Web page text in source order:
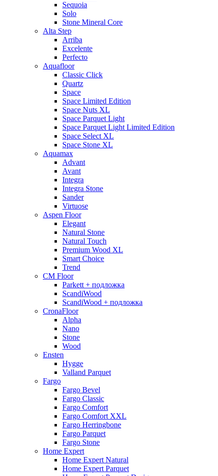
Sequoia
Solo
Stone Mineral Core
Alta Step
Arriba
Excelente
Perfecto
Aquafloor
Classic Click
Quartz
Space
Space Limited Edition
Space Nuts XL
Space Parquet Light
Space Parquet Light Limited Edition
Space Select XL
Space Stone XL
Aquamax
Advant
Avant
Integra
Integra Stone
Sander
Virtuose
Aspen Floor
Elegant
Natural Stone
Natural Touch
Premium Wood XL
Smart Choice
Trend
CM Floor
Parkett + подложка
ScandiWood
ScandiWood + подложка
CronaFloor
Alpha
Nano
Stone
Wood
Ensten
Hygge
Valland Parquet
Fargo
Fargo Bevel
Fargo Classic
Fargo Comfort
Fargo Comfort XXL
Fargo Herringbone
Fargo Parquet
Fargo Stone
Home Expert
Home Expert Natural
Home Expert Parquet